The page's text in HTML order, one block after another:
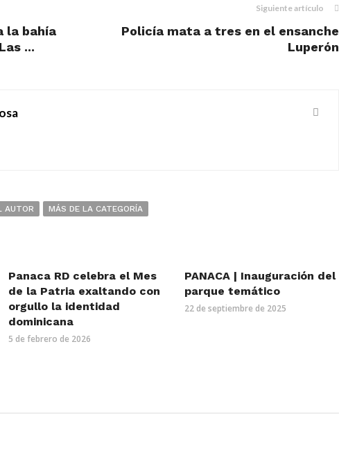
la bahía
...
Siguiente artículo
Policía mata a tres en el ensanche
Luperón
AUTOR MÁS DE LA CATEGORÍA
Panaca RD celebra el Mes
de la Patria exaltando con
orgullo la identidad
dominicana
5 de febrero de 2026
PANACA | Inauguración del
parque temático
22 de septiembre de 2025